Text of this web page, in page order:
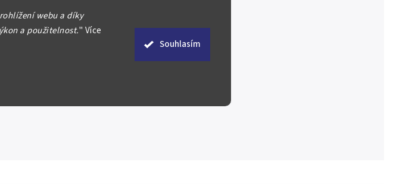
webu a díky
a použitelnost." Více
Souhlasím
mince.